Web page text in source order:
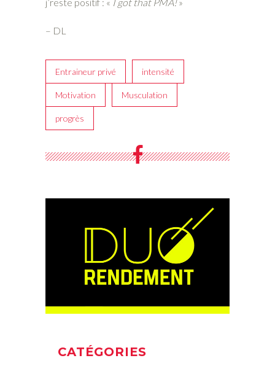
– DL
Entraineur privé intensité
Motivation Musculation
progrès
CATÉGORIES